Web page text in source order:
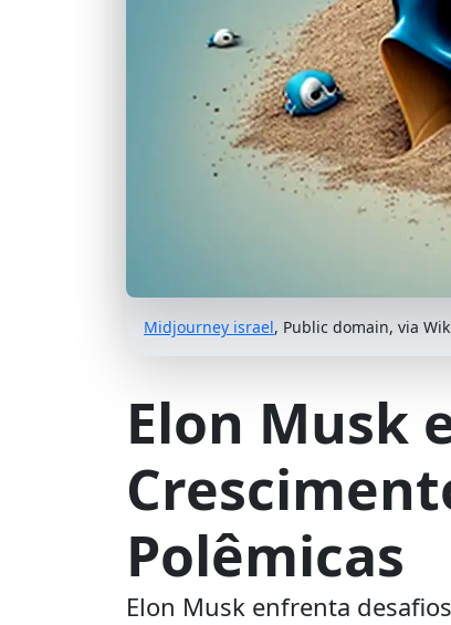
Midjourney israel, Public domain, via
Elon Musk
Polêmicas
Elon Musk enfrenta